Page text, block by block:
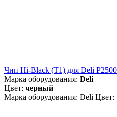
Чип Hi-Black (T1) для Deli
Марка оборудования: Deli
Цвет: черный
Марка оборудования: Deli Цвет: